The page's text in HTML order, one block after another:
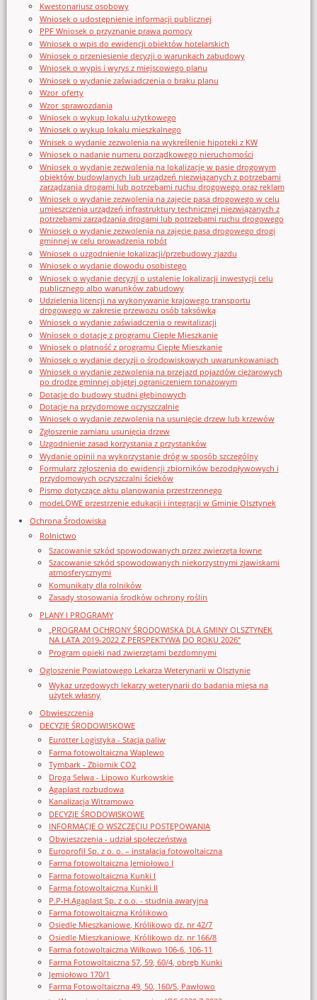
Kwestonariusz osobowy
Wniosek o udostępnienie informacji publicznej
PPF Wniosek o przyznanie prawa pomocy
Wniosek o wpis do ewidencji obiektów hotelarskich
Wniosek o przeniesienie decyzji o warunkach zabudowy
Wniosek o wypis i wyrys z miejscowego planu
Wniosek o wydanie zaświadczenia o braku planu
Wzor_oferty
Wzor_sprawozdania
Wniosek o wykup lokalu użytkowego
Wniosek o wykup lokalu mieszkalnego
Wnisek o wydanie zezwolenia na wykreślenie hipoteki z KW
Wniosek o nadanie numeru porządkowego nieruchomości
Wniosek o wydanie zezwolenia na lokalizację w pasie drogowym
obiektów budowlanych lub urządzeń niezwiązanych z potrzebami
zarządzania drogami lub potrzebami ruchu drogowego oraz reklam
Wniosek o wydanie zezwolenia na zajęcie pasa drogowego w celu
umieszczenia urządzeń infrastruktury technicznej niezwiązanych z
potrzebami zarządzania drogami lub potrzebami ruchu drogowego
Wniosek o wydanie zezwolenia na zajęcie pasa drogowego drogi
gminnej w celu prowadzenia robót
Wniosek o uzgodnienie lokalizacji/przebudowy zjazdu
Wniosek o wydanie dowodu osobistego
Wniosek o wydanie decyzji o ustalenie lokalizacji inwestycji celu
publicznego albo warunków zabudowy
Udzielenia licencji na wykonywanie krajowego transportu
drogowego w zakresie przewozu osób taksówką
Wniosek o wydanie zaświadczenia o rewitalizacji
Wniosek o dotację z programu Ciepłe Mieszkanie
Wniosek o płatność z programu Ciepłe Mieszkanie
Wniosek o wydanie decyzji o środowiskowych uwarunkowaniach
Wniosek o wydanie zezwolenia na przejazd pojazdów ciężarowych
po drodze gminnej objętej ograniczeniem tonażowym
Dotacje do budowy studni głębinowych
Dotacje na przydomowe oczyszczalnie
Wniosek o wydanie zezwolenia na usunięcie drzew lub krzewów
Zgłoszenie zamiaru usunięcia drzew
Uzgodnienie zasad korzystania z przystanków
Wydanie opinii na wykorzystanie dróg w sposób szczególny
Formularz zgłoszenia do ewidencji zbiorników bezodpływowych i
przydomowych oczyszczalni ścieków
Pismo dotyczące aktu planowania przestrzennego
modeLOWE przestrzenie edukacji i integracji w Gminie Olsztynek
Ochrona Środowiska
Rolnictwo
Szacowanie szkód spowodowanych przez zwierzęta łowne
Szacowanie szkód spowodowanych niekorzystnymi zjawiskami
atmosferycznymi
Komunikaty dla rolników
Zasady stosowania środków ochrony roślin
PLANY I PROGRAMY
„PROGRAM OCHRONY ŚRODOWISKA DLA GMINY OLSZTYNEK
NA LATA 2019-2022 Z PERSPEKTYWĄ DO ROKU 2026”
Program opieki nad zwierzętami bezdomnymi
Ogloszenie Powiatowego Lekarza Weterynarii w Olsztynie
Wykaz urzędowych lekarzy weterynarii do badania mięsa na
użytek własny
Obwieszczenia
DECYZJE ŚRODOWISKOWE
Eurotter Logistyka - Stacja paliw
Farma fotowoltaiczna Waplewo
Tymbark - Zbiornik CO2
Droga Selwa - Lipowo Kurkowskie
Agaplast rozbudowa
Kanalizacja Witramowo
DECYZJE ŚRODOWISKOWE
INFORMACJE O WSZCZĘCIU POSTĘPOWANIA
Obwieszczenia - udział społeczeństwa
Europrofil Sp. z o. o. – instalacja fotowoltaiczna
Farma fotowoltaiczna Jemiołowo I
Farma fotowoltaiczna Kunki I
Farma fotowoltaiczna Kunki II
P.P-H.Agaplast Sp. z o.o. - studnia awaryjna
Farma fotowoltaiczna Królikowo
Osiedle Mieszkaniowe, Królikowo dz. nr 42/7
Osiedle Mieszkaniowe, Królikowo dz. nr 166/8
Farma fotowoltaiczna Wilkowo 106-6, 106-11
Farma Fotowoltaiczna 57, 59, 60/4, obręb Kunki
Jemiołowo 170/1
Farma Fotowoltaiczna 49, 50, 160/5, Pawłowo